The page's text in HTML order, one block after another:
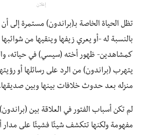
إعلان
تظل الحياة الخاصة بـ(براندون) مستمرة إلى
بالنسبة له -أو يعري زيفها وينقيها من شوائبها
كمشاهدين- ظهور أخته (سيسي) في حياته،
يتهرب (براندون) من الرد على رسائلها أو
منزله بعد حدوث خلافات بينها وبين
لم تكن أسباب الفتور في العلاقة بين
مفهومة ولكنها تتكشف شيئًا فشيئًا على مدار